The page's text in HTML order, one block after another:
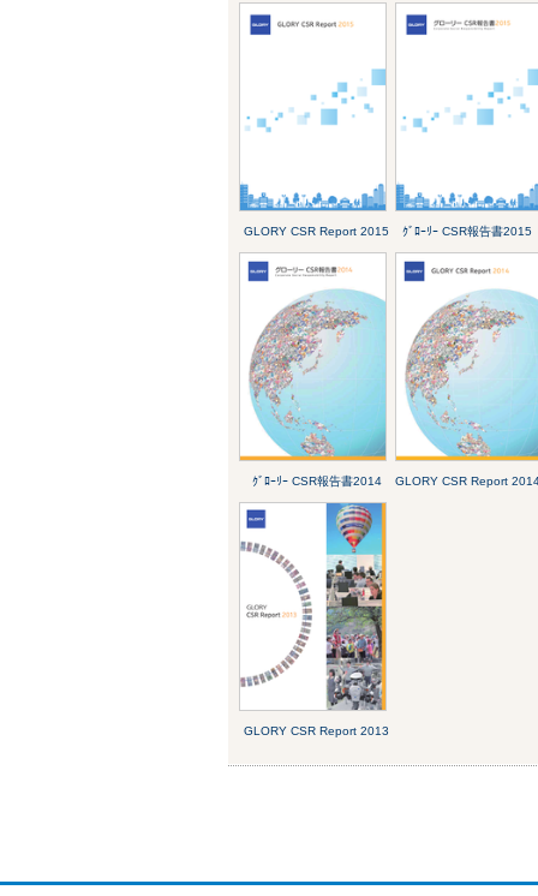
GLORY CSR Report 2015 ｸﾞﾛｰﾘｰ CSR報告書2015
ｸﾞﾛｰﾘｰ CSR報告書2014 GLORY CSR Report
GLORY CSR Report 2013